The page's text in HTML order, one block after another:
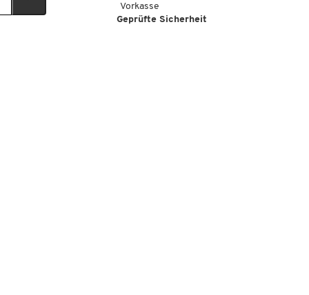
Vorkasse
Geprüfte Sicherheit